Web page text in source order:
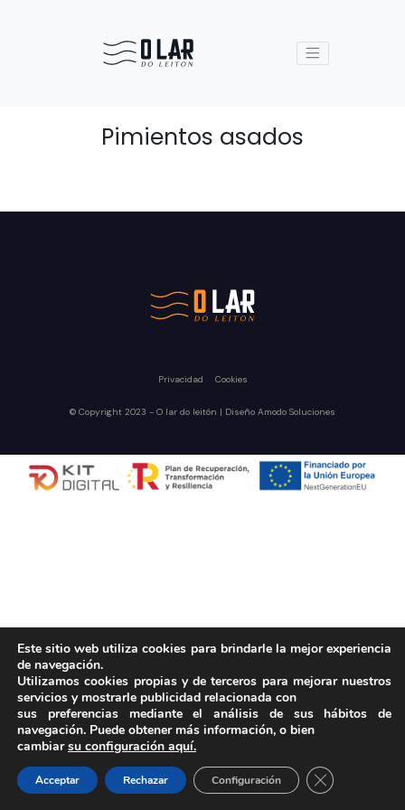
Pimientos asados
Privacidad Cookies
© Copyright 2023 - O lar do leitón | Diseño Amodo Soluciones
Este sitio web utiliza cookies para brindarle la mejor experiencia
de navegación.
Utilizamos cookies propias y de terceros para mejorar nuestros
servicios y mostrarle publicidad relacionada con
sus preferencias mediante el análisis de sus hábitos de
navegación. Puede obtener más información, o bien
cambiarsu configuración aquí.
Acceptar Rechazar Configuración Cerrar el